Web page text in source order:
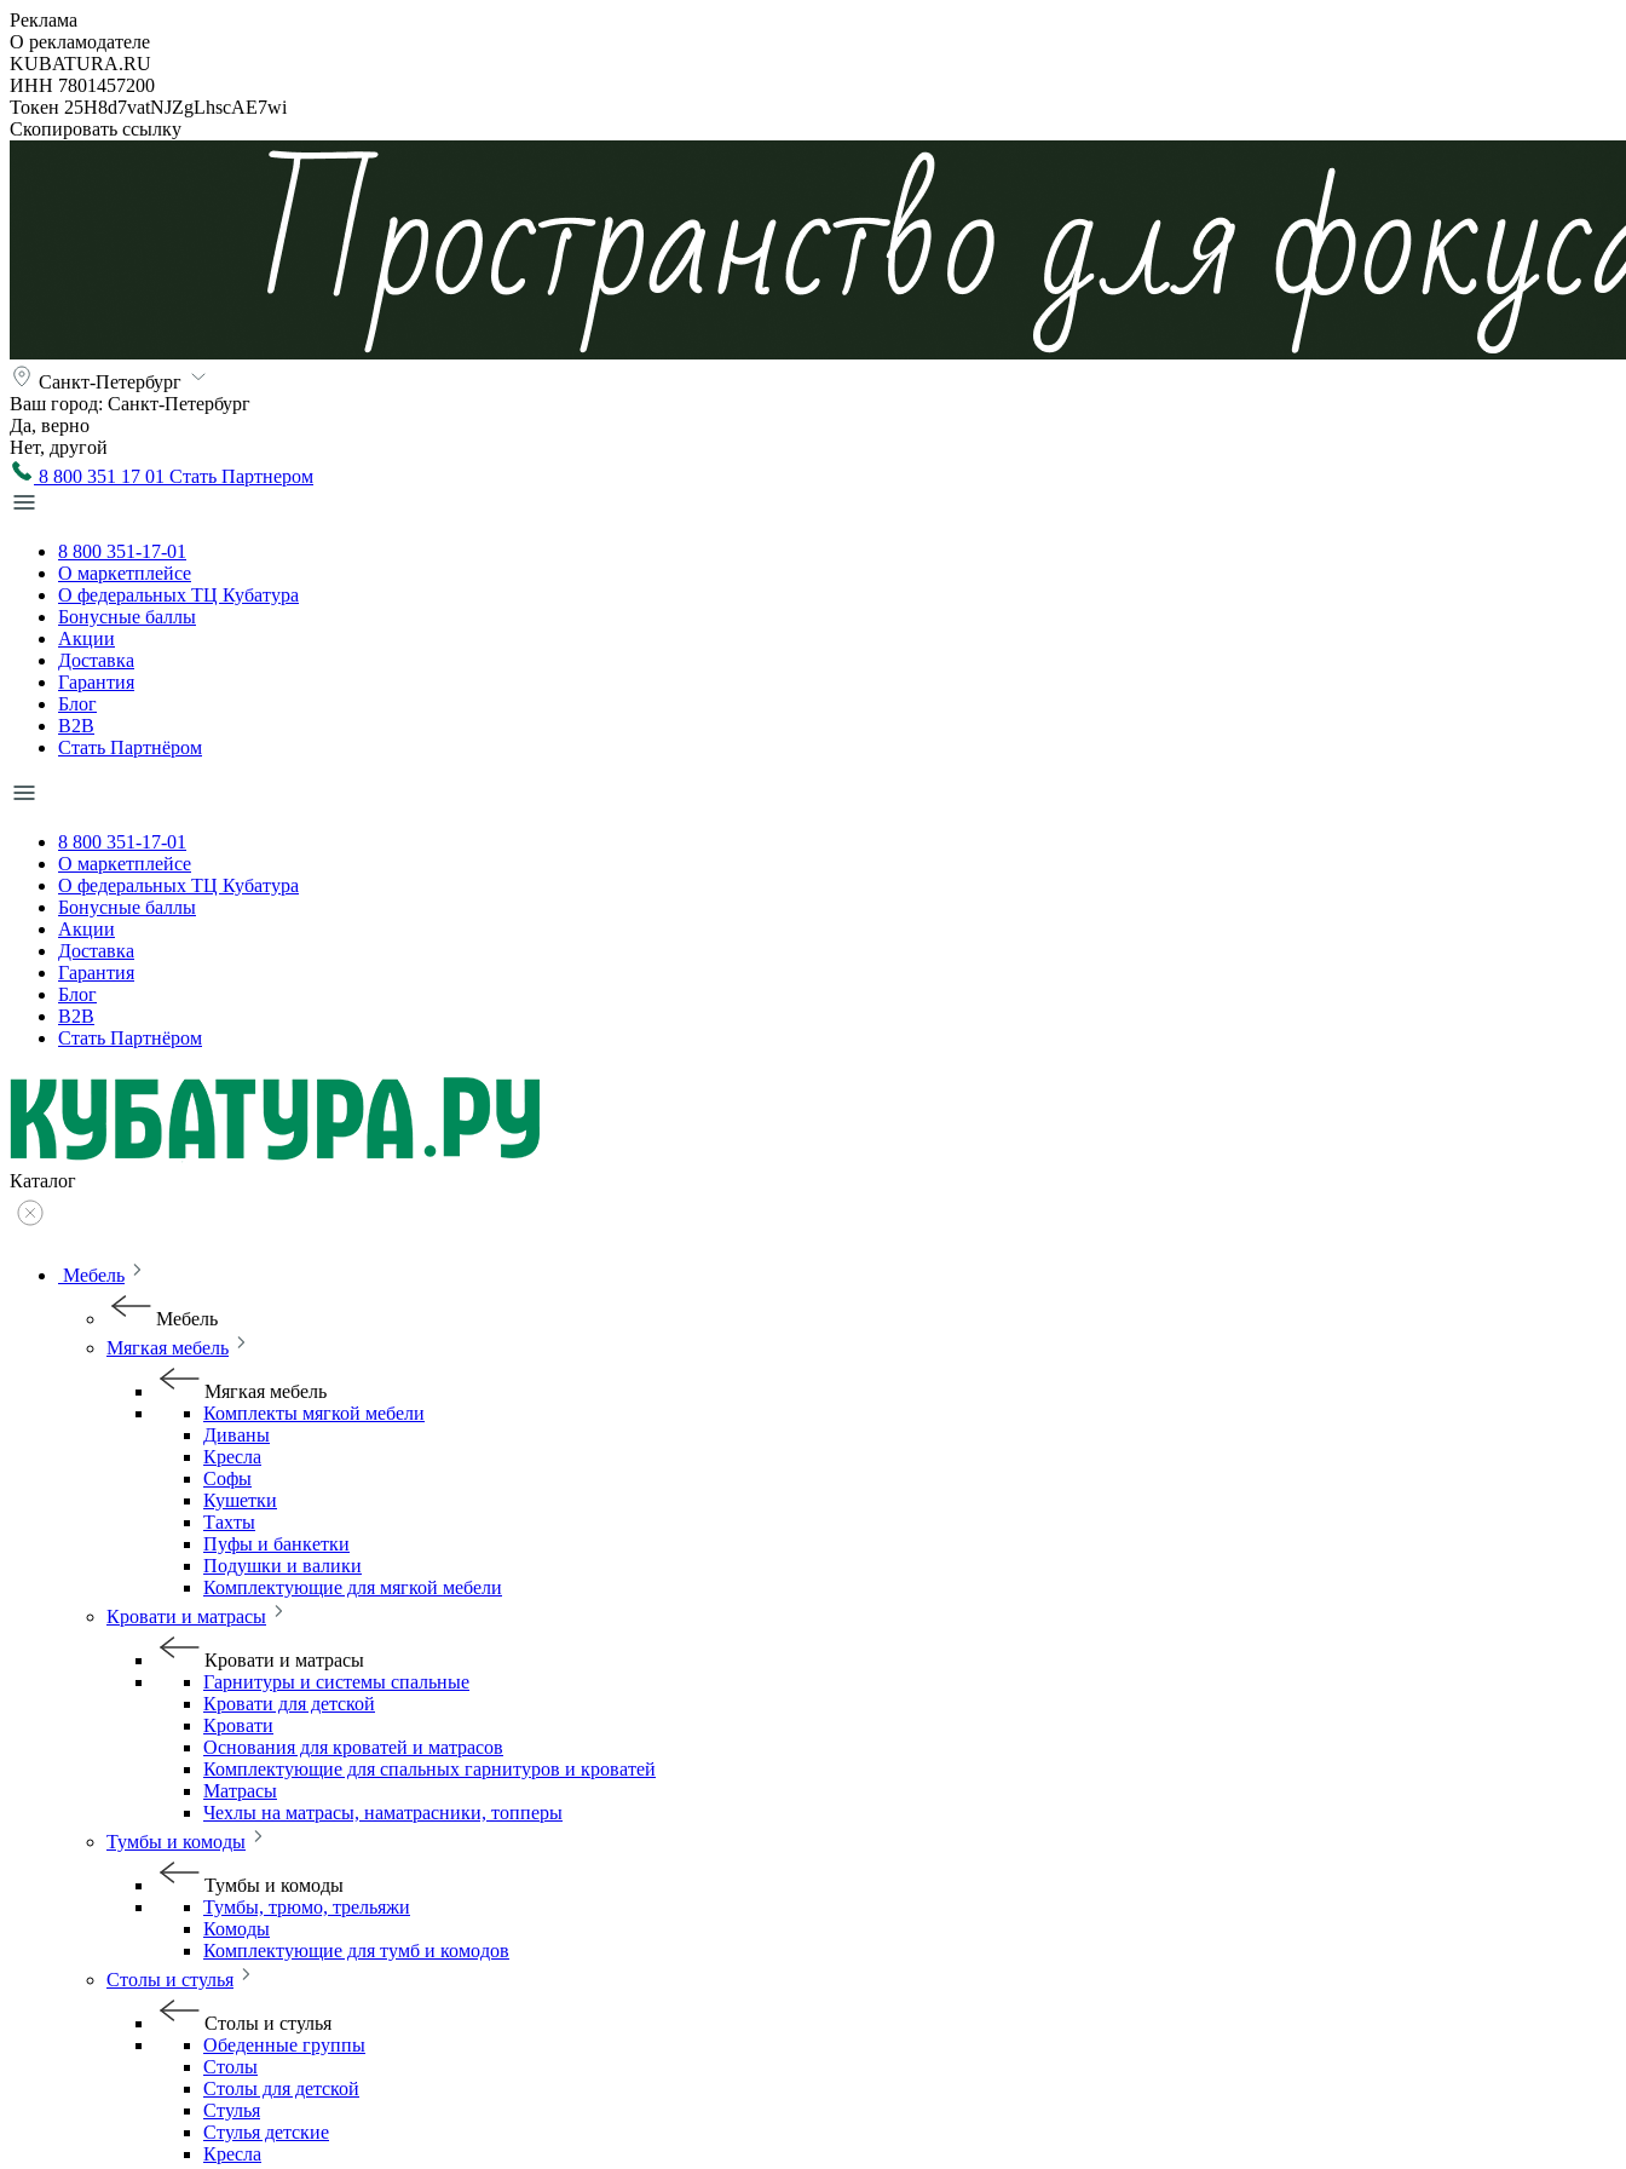
Реклама
О рекламодателе
KUBATURA.RU
ИНН 7801457200
Токен 25H8d7vatNJZgLhscAE7wi
Скопировать ссылку
Санкт-Петербург
Ваш город: Санкт-Петербург
Да, верно
Нет, другой
8 800 351 17 01 Стать Партнером
8 800 351-17-01
О маркетплейсе
О федеральных ТЦ Кубатура
Бонусные баллы
Акции
Доставка
Гарантия
Блог
B2B
Стать Партнёром
8 800 351-17-01
О маркетплейсе
О федеральных ТЦ Кубатура
Бонусные баллы
Акции
Доставка
Гарантия
Блог
B2B
Стать Партнёром
Каталог
Мебель
Мебель
Мягкая мебель
Мягкая мебель
Комплекты мягкой мебели
Диваны
Кресла
Софы
Кушетки
Тахты
Пуфы и банкетки
Подушки и валики
Комплектующие для мягкой мебели
Кровати и матрасы
Кровати и матрасы
Гарнитуры и системы спальные
Кровати для детской
Кровати
Основания для кроватей и матрасов
Комплектующие для спальных гарнитуров и кроватей
Матрасы
Чехлы на матрасы, наматрасники, топперы
Тумбы и комоды
Тумбы и комоды
Тумбы, трюмо, трельяжи
Комоды
Комплектующие для тумб и комодов
Столы и стулья
Столы и стулья
Обеденные группы
Столы
Столы для детской
Стулья
Стулья детские
Кресла